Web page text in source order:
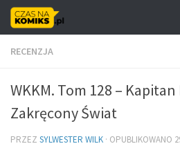
Skip to content
RECENZJA
WKKM. Tom 128 –
Zakręcony Świat
PRZEZ SYLWESTER WILK · OPUBLIKOWANO